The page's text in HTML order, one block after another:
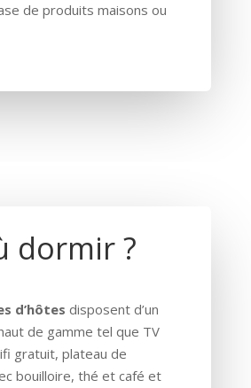
de produits maisons ou
dormir ?
d’hôtes disposent d’un
de gamme tel que TV
gratuit, plateau de
bouilloire, thé et café et